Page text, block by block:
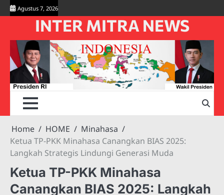
Skip
to
Agustus 7, 2026
INTER MITRA NEWS
Home HOME
Minahasa
Ketua TP-PKK Minahasa Canangkan BIAS 2025:
Langkah Strategis Lindungi Generasi Muda
Ketua TP-PKK Minahasa
Canangkan BIAS 2025: Langkah